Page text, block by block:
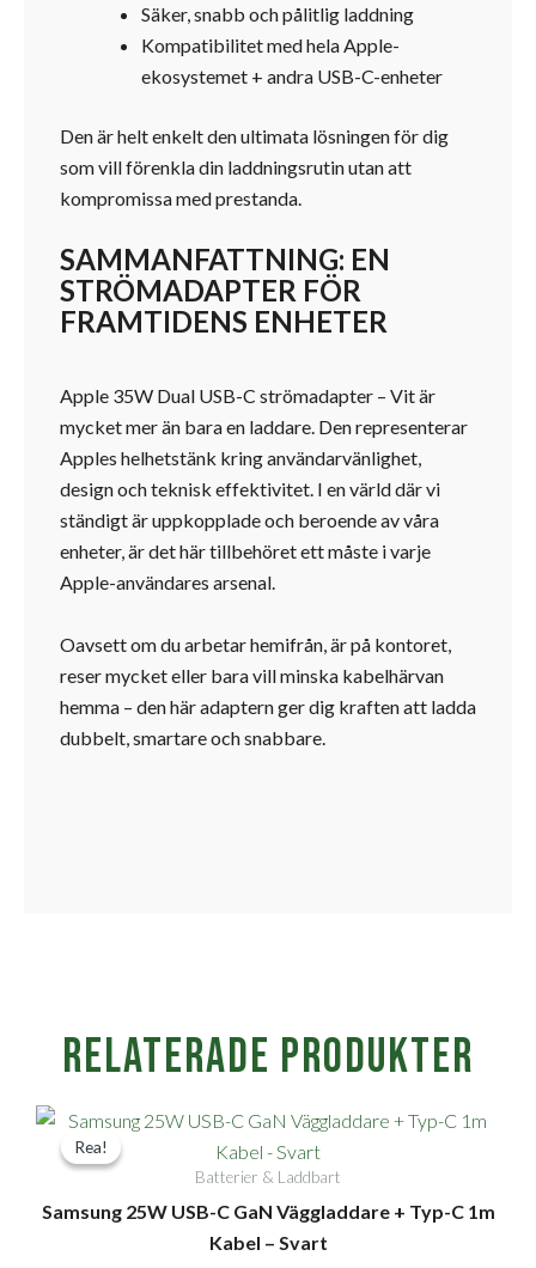
Säker, snabb och pålitlig laddning
Kompatibilitet med hela Apple-
ekosystemet + andra USB-C-enheter
Den är helt enkelt den ultimata lösningen för dig
som vill förenkla din laddningsrutin utan att
kompromissa med prestanda.
SAMMANFATTNING: EN
STRÖMADAPTER FÖR
FRAMTIDENS ENHETER
Apple 35W Dual USB-C strömadapter – Vit är
mycket mer än bara en laddare. Den representerar
Apples helhetstänk kring användarvänlighet,
design och teknisk effektivitet. I en värld där vi
ständigt är uppkopplade och beroende av våra
enheter, är det här tillbehöret ett måste i varje
Apple-användares arsenal.
Oavsett om du arbetar hemifrån, är på kontoret,
reser mycket eller bara vill minska kabelhärvan
hemma – den här adaptern ger dig kraften att ladda
dubbelt, smartare och snabbare.
Relaterade produkter
Rea!
Rea!
Batterier & Laddbart
Samsung 25W USB-C GaN Väggladdare + Typ-C 1m
Kabel – Svart
Det
ursprungliga
priset
var:
349,00kr.
Det
är: